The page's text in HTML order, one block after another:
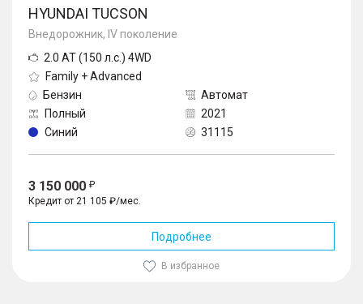
HYUNDAI TUCSON
Внедорожник, IV поколение
2.0 AT (150 л.с.) 4WD
Family + Advanced
Бензин
Автомат
Полный
2021
Синий
31115
3 150 000
Кредит от 21 105 ₽/мес.
Подробнее
В избранное